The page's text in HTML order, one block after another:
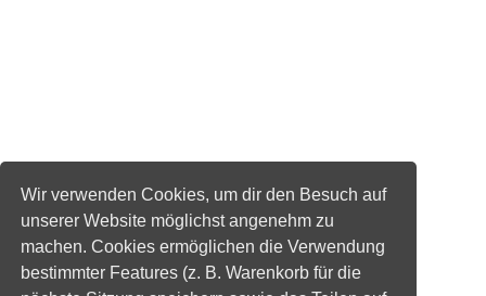
Wir verwenden Cookies, um dir den Besuch auf
unserer Website möglichst angenehm zu
machen. Cookies ermöglichen die Verwendung
bestimmter Features (z. B. Warenkorb für die